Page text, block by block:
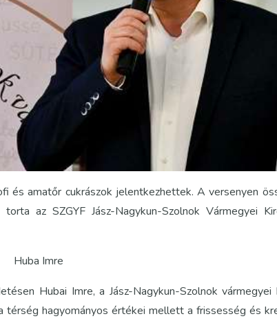
és amatőr cukrászok jelentkezhettek. A versenyen
az SZGYF Jász-Nagykun-Szolnok Vármegyei
Huba Imre
Hubai Imre, a Jász-Nagykun-Szolnok vármegyei
hagyományos értékei mellett a frissesség és